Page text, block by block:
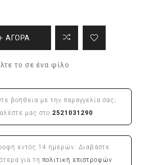
ΑΓΟΡΑ
βοήθεια με την παραγγελία σας;
μας στο 2521031290
εντός 14 ημερών. Διαβάστε
για τηπολιτική επιστροφών